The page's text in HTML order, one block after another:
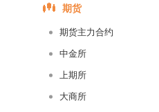
期货
期货主力合约
中金所
上期所
大商所